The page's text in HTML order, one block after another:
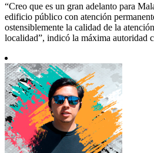
“Creo que es un gran adelanto para
edificio público con atención
ostensiblemente la calidad de la
localidad”, indicó la máxima autoridad